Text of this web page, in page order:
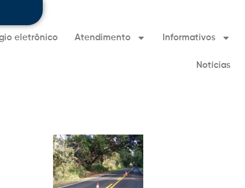
eletrônico Atendimento Informativos
Notícias